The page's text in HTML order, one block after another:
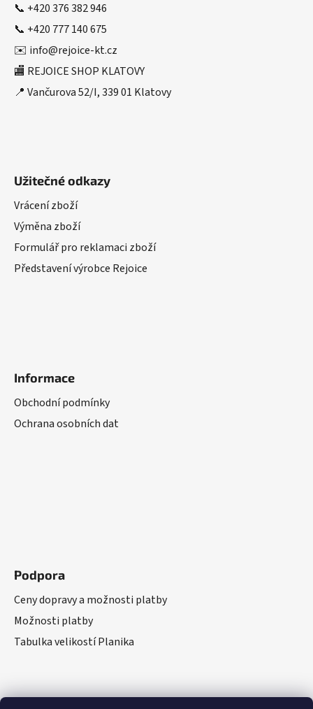
📞 +420 376 382 946
📞 +420 777 140 675
✉️ info@rejoice-kt.cz
🏬 REJOICE SHOP KLATOVY
📍 Vančurova 52/I, 339 01 Klatovy
Užitečné odkazy
Vrácení zboží
Výměna zboží
Formulář pro reklamaci zboží
Představení výrobce Rejoice
Informace
Obchodní podmínky
Ochrana osobních dat
Podpora
Ceny dopravy a možnosti platby
Možnosti platby
Tabulka velikostí Planika